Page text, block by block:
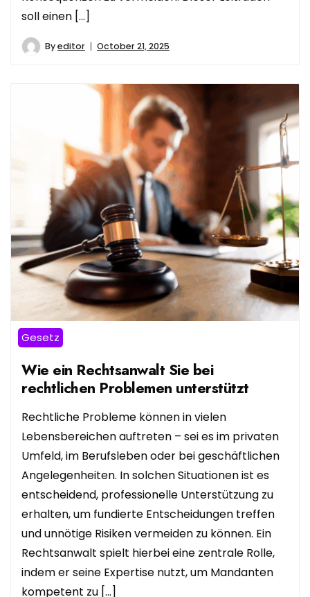
soll einen […]
Byeditor October 21, 2025
Gesetz
Wie ein Rechtsanwalt Sie bei
rechtlichen Problemen unterstützt
Rechtliche Probleme können in vielen
Lebensbereichen auftreten – sei es im privaten
Umfeld, im Berufsleben oder bei geschäftlichen
Angelegenheiten. In solchen Situationen ist es
entscheidend, professionelle Unterstützung zu
erhalten, um fundierte Entscheidungen treffen
und unnötige Risiken vermeiden zu können. Ein
Rechtsanwalt spielt hierbei eine zentrale Rolle,
indem er seine Expertise nutzt, um Mandanten
kompetent zu […]